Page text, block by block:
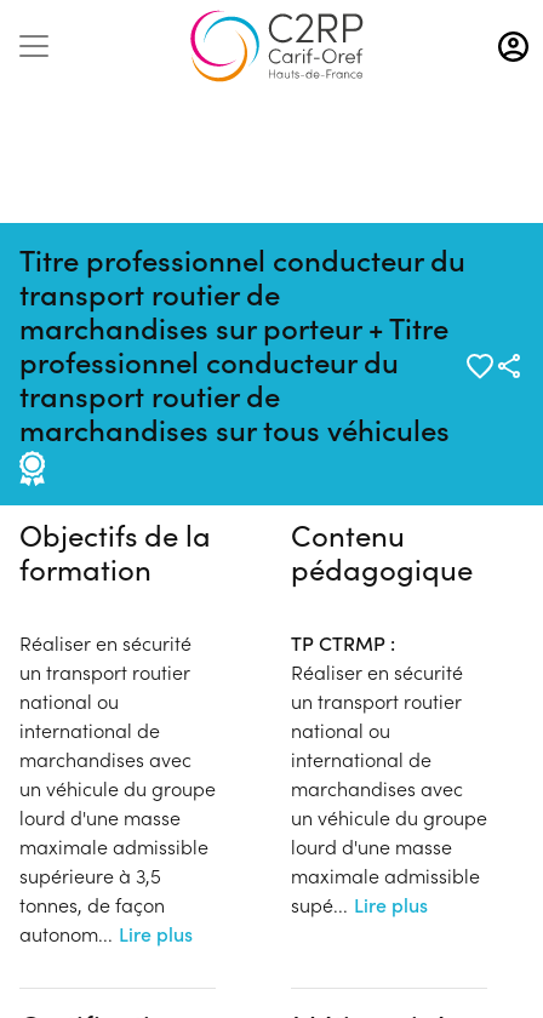
Aller
au
contenu
Titre professionnel conducteur du
transport routier de
marchandises sur porteur + Titre
professionnel conducteur du
transport routier de
marchandises sur tous véhicules
Pas de session programmée en
Objectifs de la
formation
Réaliser en sécurité
un transport routier
national ou
international de
marchandises avec
un véhicule du groupe
lourd d'une masse
maximale admissible
supérieure à 3,5
tonnes, de façon
autonom... Lire plus
Contenu
pédagogique
TP CTRMP :
Réaliser en sécurité
un transport routier
national ou
international de
marchandises avec
un véhicule du groupe
lourd d'une masse
maximale admissible
supé... Lire plus